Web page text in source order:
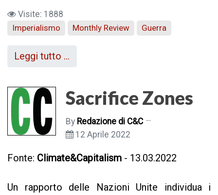
Visite: 1888
Imperialismo
Monthly Review Guerra
Leggi tutto …
Sacrifice Zones
By Redazione di C&C
12 Aprile 2022
Fonte: Climate&Capitalism - 13.03.2022
Un rapporto delle Nazioni Unite individua i